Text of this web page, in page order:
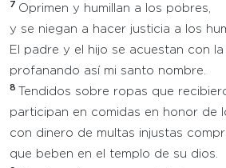
7 Oprimen y humillan a los pobres,
y se niegan a hacer justicia a los
El padre y el hijo se acuestan con la
profanando así mi santo nombre.
8
Tendidos sobre ropas que
participan en comidas en honor de
con dinero de multas injustas
que beben en el templo de su dios.